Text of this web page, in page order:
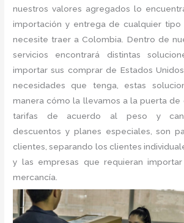
nuestros valores agregados lo
importación y entrega de cualquier tipo
necesite traer a Colombia. Dentro de
servicios encontrará distintas
importar sus comprar de Estados
necesidades que tenga, estas
manera cómo la llevamos a la puerta de
tarifas de acuerdo al peso y
descuentos y planes especiales, son
clientes, separando los clientes
y las empresas que requieran
mercancía.